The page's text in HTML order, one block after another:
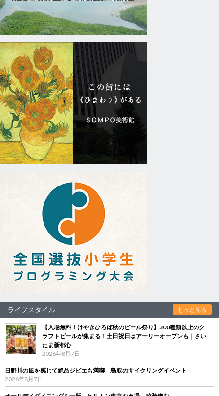
ライフスタイル もっと見る
【入場無料！けやきひろば秋のビール祭り】300種類以上のク
ラフトビールが集まる！土日祝日はアーリーオープンも｜さい
たま新都心
2026年8月7日
日野川の風を感じて絶品ジビエも満喫 鳥取のサイクリングイベント
2026年8月7日